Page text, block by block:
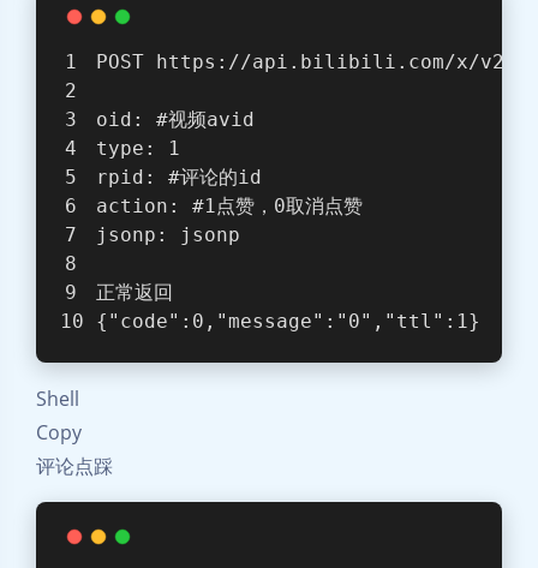
POST https://api.bilibili.com/x/v2/
oid: #视频avid
type: 1
rpid: #评论的id
action: #1点赞，0取消点赞
jsonp: jsonp
正常返回
{ "code" :0, "message" : "0" , "ttl" :1}
Shell
Copy
评论点踩